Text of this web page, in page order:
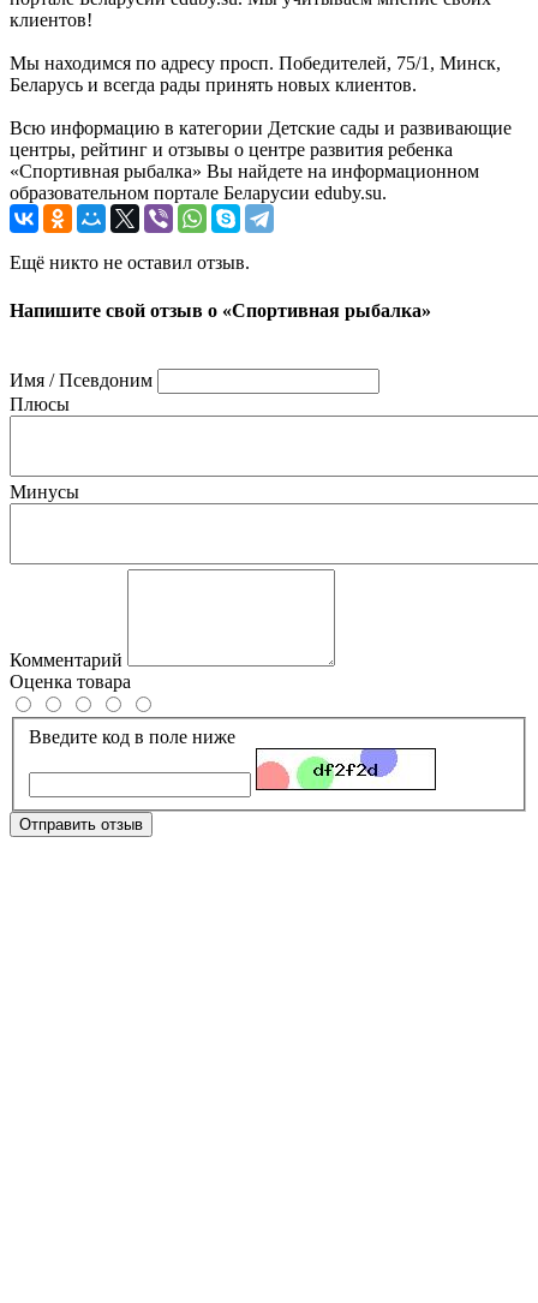
клиентов!
Мы находимся по адресу просп. Победителей, 75/1, Минск,
Беларусь и всегда рады принять новых клиентов.
Всю информацию в категории Детские сады и развивающие
центры, рейтинг и отзывы о центре развития ребенка
«Спортивная рыбалка» Вы найдете на информационном
образовательном портале Беларусии eduby.su.
Ещё никто не оставил отзыв.
Напишите свой отзыв о «Спортивная рыбалка»
Имя / Псевдоним
Плюсы
Минусы
Комментарий
Оценка товара
Введите код в поле ниже
Отправить отзыв